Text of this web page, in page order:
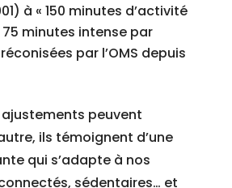
à « 150 minutes d’activité
minutes intense par
par l’OMS depuis
ajustements peuvent
ils témoignent d’une
qui s’adapte à nos
sédentaires… et